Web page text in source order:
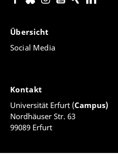
Übersicht
Social Media
Kontakt
Universität Erfurt (Campus)
Nordhäuser Str. 63
99089 Erfurt